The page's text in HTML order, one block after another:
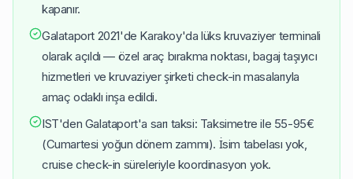
kapanır.
Galataport 2021'de Karakoy'da lüks kruvaziyer terminali
olarak açıldı — özel araç bırakma noktası, bagaj taşıyıcı
hizmetleri ve kruvaziyer şirketi check-in masalarıyla
amaç odaklı inşa edildi.
IST'den Galataport'a sarı taksi: Taksimetre ile 55-95€
(Cumartesi yoğun dönem zammı). İsim tabelası yok,
cruise check-in süreleriyle koordinasyon yok.